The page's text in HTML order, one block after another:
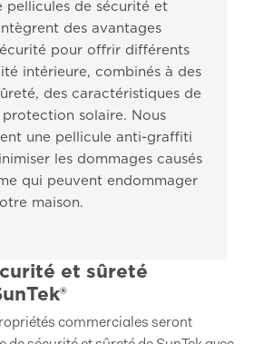
pellicules de sécurité et
des avantages
pour offrir différents
intérieure, combinés à des
des caractéristiques de
solaire. Nous
une pellicule anti-graffiti
les dommages causés
qui peuvent endommager
maison.
et sûreté
commerciales seront